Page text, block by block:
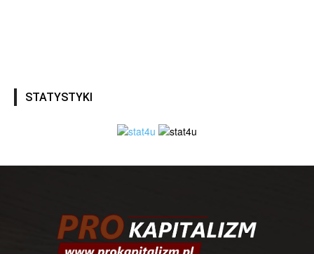
STATYSTYKI